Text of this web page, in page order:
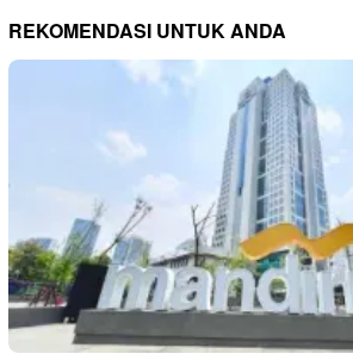
REKOMENDASI UNTUK ANDA